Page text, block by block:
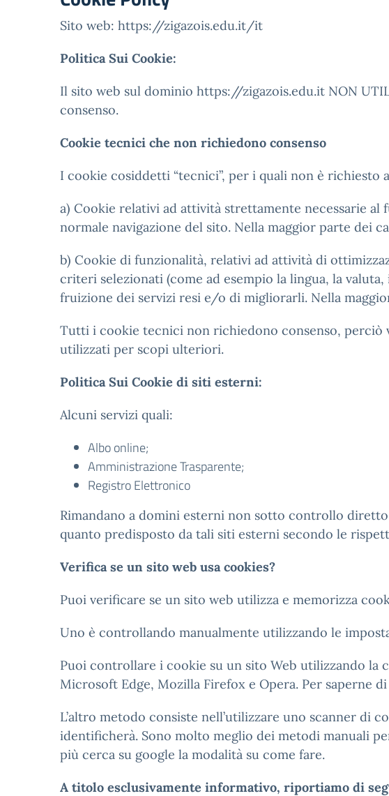
Sito web: https://zigazois.edu.it/it
Politica Sui Cookie:
Il sito web sul dominio https://zigazois.edu.it NON
consenso.
Cookie tecnici che non richiedono consenso
I cookie cosiddetti “tecnici”, per i quali non è
a) Cookie relativi ad attività strettamente necessarie al
normale navigazione del sito. Nella maggior parte dei
b) Cookie di funzionalità, relativi ad attività di
criteri selezionati (come ad esempio la lingua, la
fruizione dei servizi resi e/o di migliorarli. Nella
Tutti i cookie tecnici non richiedono consenso, perciò
utilizzati per scopi ulteriori.
Politica Sui Cookie di siti esterni:
Alcuni servizi quali:
Albo online;
Amministrazione Trasparente;
Registro Elettronico
Rimandano a domini esterni non sotto controllo
quanto predisposto da tali siti esterni secondo le
Verifica se un sito web usa cookies?
Puoi verificare se un sito web utilizza e memorizza
Uno è controllando manualmente utilizzando le
Puoi controllare i cookie su un sito Web utilizzando
Microsoft Edge, Mozilla Firefox e Opera. Per saperne
L’altro metodo consiste nell’utilizzare uno scanner di
identificherà. Sono molto meglio dei metodi manuali
più cerca su google la modalità su come fare.
A titolo esclusivamente informativo, riportiamo di